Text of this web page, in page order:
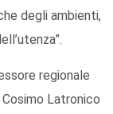
degli ambienti,
regionale
Latronico